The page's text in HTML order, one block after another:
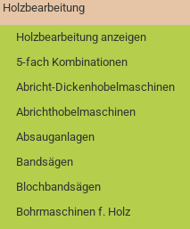
Holzbearbeitung
Holzbearbeitung anzeigen
5-fach Kombinationen
Abricht-Dickenhobelmaschinen
Abrichthobelmaschinen
Absauganlagen
Bandsägen
Blochbandsägen
Bohrmaschinen f. Holz